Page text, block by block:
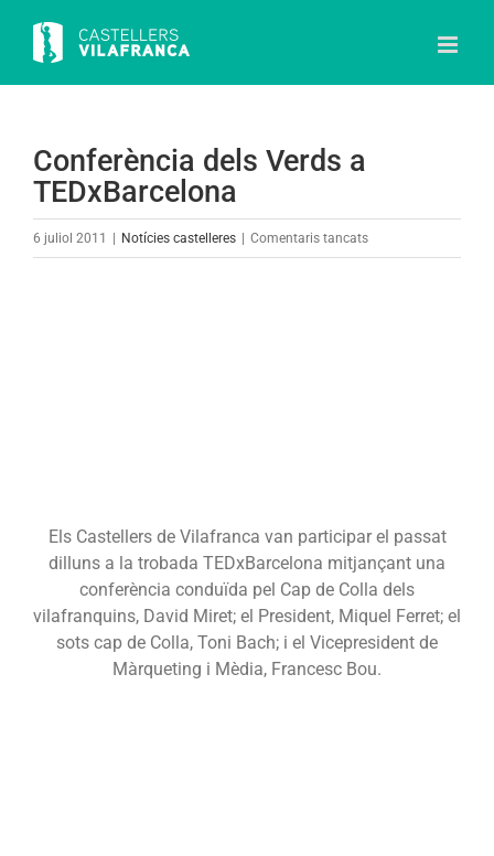
content
Conferència dels Verds a
TEDxBarcelona
6 juliol 2011 Notícies castelleres Comentaris tancatsa
Els Castellers de Vilafranca van participar el passat
dilluns a la trobada TEDxBarcelona mitjançant una
conferència conduïda pel Cap de Colla dels
vilafranquins, David Miret; el President, Miquel Ferret; el
sots cap de Colla, Toni Bach; i el Vicepresident de
Màrqueting i Mèdia, Francesc Bou.